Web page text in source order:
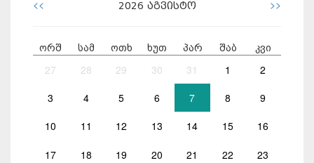
<< 2026 აგვისტო >>
ორშ სამ ოთხ ხუთ პარ შაბ კვი
27 28 29 30 31 1 2
3 4 5 6 7 8 9
10 11 12 13 14 15 16
17 18 19 20 21 22 23